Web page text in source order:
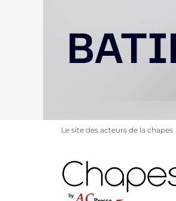
Le site des acteurs de la chapes